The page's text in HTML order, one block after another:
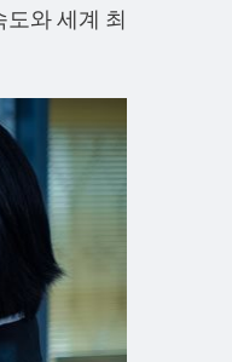
와 세계 최